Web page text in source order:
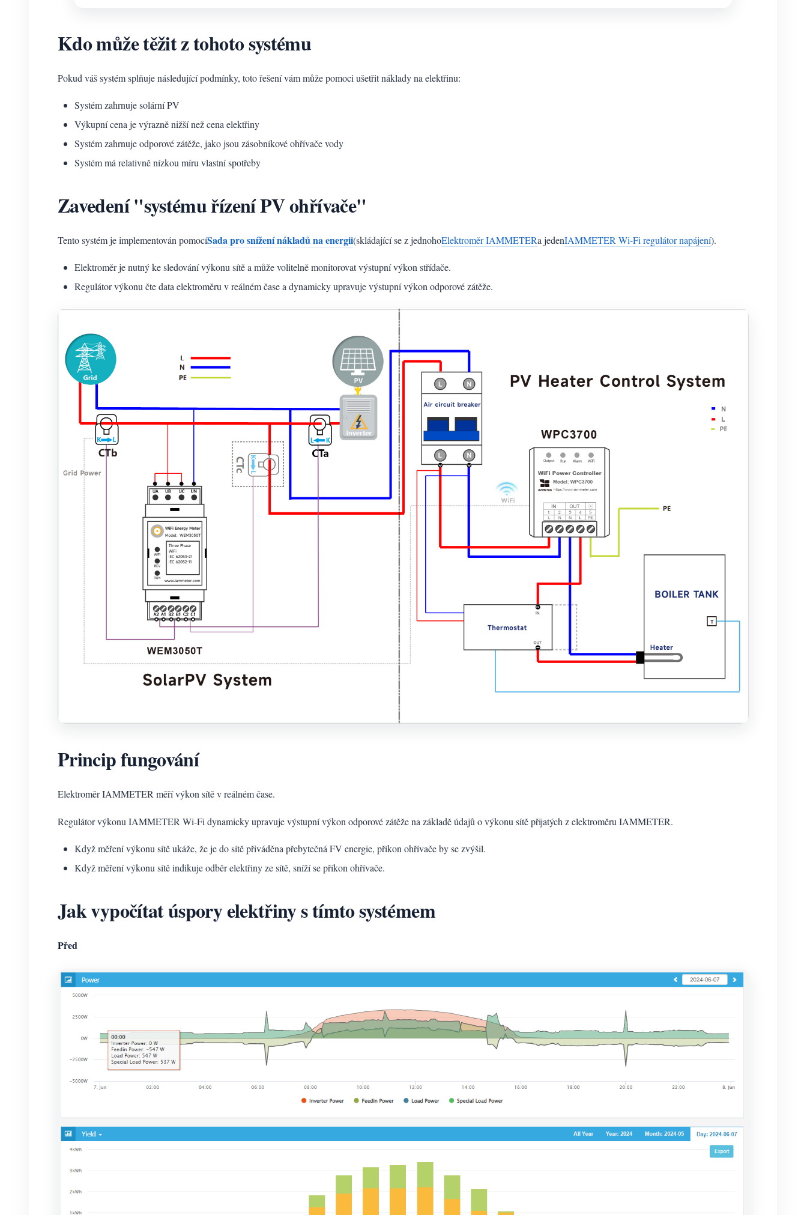
Kdo může těžit z tohoto systému
Pokud váš systém splňuje následující podmínky, toto řešení vám může pomoci ušetřit náklady na elektřinu:
Systém zahrnuje solární PV
Výkupní cena je výrazně nižší než cena elektřiny
Systém zahrnuje odporové zátěže, jako jsou zásobníkové ohřívače vody
Systém má relativně nízkou míru vlastní spotřeby
Zavedení "systému řízení PV ohřívače"
Tento systém je implementován pomocíSada pro snížení nákladů na energii(skládající se z jednohoElektroměr IAMMETERa jedenIAMMETER Wi-Fi regulátor napájení).
Elektroměr je nutný ke sledování výkonu sítě a může volitelně monitorovat výstupní výkon střídače.
Regulátor výkonu čte data elektroměru v reálném čase a dynamicky upravuje výstupní výkon odporové zátěže.
Princip fungování
Elektroměr IAMMETER měří výkon sítě v reálném čase.
Regulátor výkonu IAMMETER Wi-Fi dynamicky upravuje výstupní výkon odporové zátěže na základě údajů o výkonu sítě přijatých z elektroměru IAMMETER.
Když měření výkonu sítě ukáže, že je do sítě přiváděna přebytečná FV energie, příkon ohřívače by se zvýšil.
Když měření výkonu sítě indikuje odběr elektřiny ze sítě, sníží se příkon ohřívače.
Jak vypočítat úspory elektřiny s tímto systémem
Před